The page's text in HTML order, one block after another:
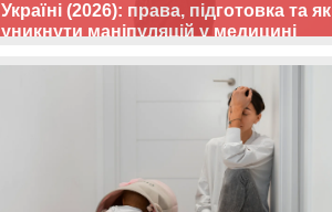
Україні (2026): права, підготовка та як
уникнути маніпуляцій у медицині